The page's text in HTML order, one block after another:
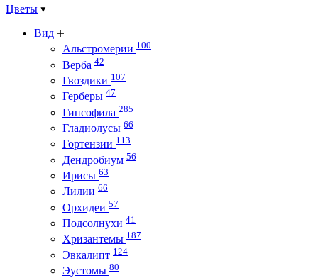
Цветы
Вид
Альстромерии 100
Верба 42
Гвоздики 107
Герберы 47
Гипсофила 285
Гладиолусы 66
Гортензии 113
Дендробиум 56
Ирисы 63
Лилии 66
Орхидеи 57
Подсолнухи 41
Хризантемы 187
Эвкалипт 124
Эустомы 80